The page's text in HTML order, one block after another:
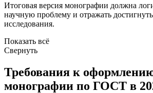
Итоговая версия монографии должна
научную проблему и отражать
исследования.
Показать всё
Свернуть
Требования к
монографии по ГОСТ в